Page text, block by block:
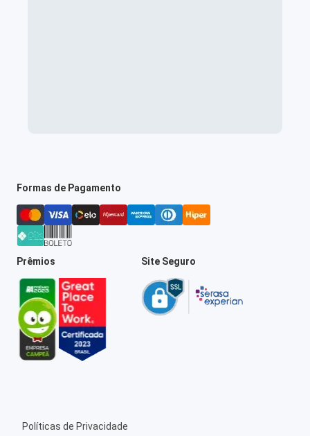
Formas de Pagamento
Prêmios Site Seguro
Políticas de Privacidade